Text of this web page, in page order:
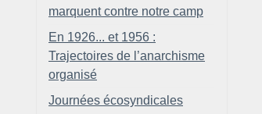
marquent contre notre camp
En 1926... et 1956 :
Trajectoires de l’anarchisme
organisé
Journées écosyndicales